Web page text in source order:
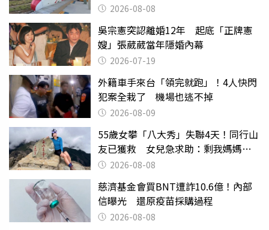
2026-08-08
吳宗憲突認離婚12年 起底「正牌憲
嫂」張葳葳當年隱婚內幕
2026-07-19
外籍車手來台「領完就跑」！4人快閃
犯案全栽了 機場也逃不掉
2026-08-09
55歲女攀「八大秀」失聯4天！同行山
友已獲救 女兒急求助：剩我媽媽還
沒找到
2026-08-08
慈濟基金會買BNT遭詐10.6億！內部
信曝光 還原疫苗採購過程
2026-08-08